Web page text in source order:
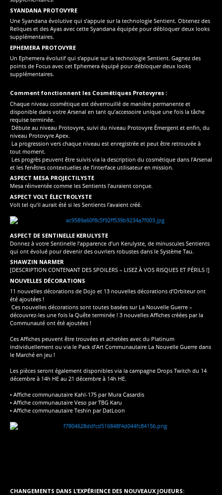
SYANDANA PROTOVYRE
Une Syandana évolutive qui s’appuie sur la technologie Sentient. Obtenez des
Reliques et des Ayas avec cette Syandana équipée pour débloquer deux looks
supplémentaires.
EPHEMERA PROTOVYRE
Un Ephemera évolutif qui s’appuie sur la technologie Sentient. Gagnez des
points de Focus avec cet Ephemera équipé pour débloquer deux looks
supplémentaires.
Comment fonctionnent les Cosmétiques Protovyres :
Chaque niveau cosmétique est déverrouillé de manière permanente et
disponible dans votre Arsenal en tant qu’accessoire unique une fois la tâche
requise terminée.
Débute au niveau Protovyre, suivi du niveau Protovyre Émergent et enfin, du
niveau Protovyre Apex.
La progression vers chaque niveau est enregistrée et peut être retrouvée à
tout moment.
Les progrès peuvent être suivis via la description du cosmétique dans l’Arsenal
et les fenêtres contextuelles de l’interface utilisateur en mission.
ASPECT MESA PROJECTILYSTE
Mesa réinventée comme les Sentients l’auraient conçue.
ASPECT VOLT ÉLECTROLYSTE
Volt tel qu’il aurait été si les Sentients l’avaient créé.
ASPECT DE SENTINELLE KERULYSTE
Donnez à votre Sentinelle l’apparence d’un Kerulyste, de minuscules Sentients
qui ont évolué pour devenir des ouvriers robustes dans le Système Tau.
SHAWZIN NARMER
[DESCRIPTION CONTENANT DES SPOILERS – LISEZ À VOS RISQUES ET PÉRILS !]
NOUVELLES DÉCORATIONS
11 nouvelles décorations de Dojo et 13 nouvelles décorations d’Orbiteur ont
été ajoutées !
Ces nouvelles décorations sont toutes basées sur La Nouvelle Guerre –
découvrez-les une fois la Quête terminée ! 3 nouvelles Affiches créées par la
Communauté ont été ajoutées !
Ces Affiches peuvent être trouvées et achetées avec du Platinum
individuellement ou via le Pack d’Art Communautaire La Nouvelle Guerre dans
le Marché en jeu !
Les pièces seront également disponibles via la campagne Drops Twitch du 14
décembre à 14h HE au 21 décembre à 14h HE.
• Affiche communautaire Kahl-175 par Mura Casardis
• Affiche communautaire Veso par TBG Karu
• Affiche communautaire Teshin par DatLoon
CHANGEMENTS DANS L’EXPÉRIENCE DES NOUVEAUX JOUEURS: